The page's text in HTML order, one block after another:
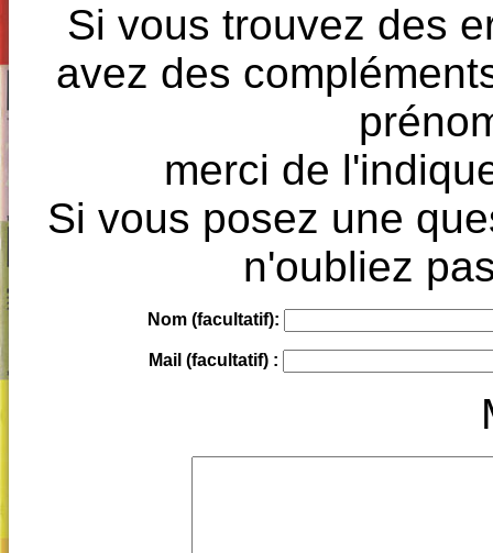
Si vous trouvez des
avez des
merci de
Si vous posez une
n'oubliez
Nom (facultatif):
Mail (facultatif) :